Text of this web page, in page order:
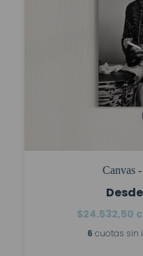
Canvas
$24.532,50
6 cuotas sin